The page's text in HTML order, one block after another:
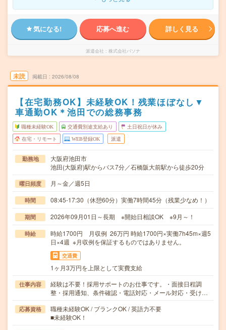
気になる! 応募へ進む 詳しく見る
派遣会社 株式会社パソナ
未読 掲載日 2026/08/08
【在宅勤務OK】未経験OK！残業ほぼなし▼
車通勤OK＊池田での総務事務
職種未経験OK 交通費別途支給あり 土日祝日が休み
在宅・リモート WEB登録OK 派遣
勤務地
大阪府池田市
池田(大阪府)駅からバス7分／石橋阪大前駅から徒歩20分
曜日頻度 月～金／週5日
時間 08:45-17:30（休憩60分）実働7時間45分（残業少なめ！）
期間 2026年09月01日～長期 ※開始日相談OK ※9月～！
時給
時給1700円 月収例 26万円 時給1700円×実働7h45m×週5
日×4週 ※月収例を保証するものではありません。
交通費
1ヶ月3万円を上限として実費支給
仕事内容
経験は不要！採用サポートのお仕事です。・面接日程調
整・採用通知、条件確認・電話対応・メール対応・受け…
応募資格
職種未経験OK / ブランクOK / 英語力不要
■未経験OK！